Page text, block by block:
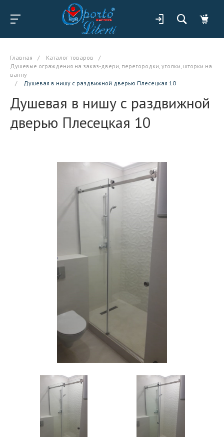
Главная / Каталог товаров
/
Душевые ограждения на заказ-двери, перегородки, уголки, шторки на
ванну
/
Душевая в нишу с раздвижной дверью Плесецкая 10
Душевая в нишу с раздвижной
дверью Плесецкая 10